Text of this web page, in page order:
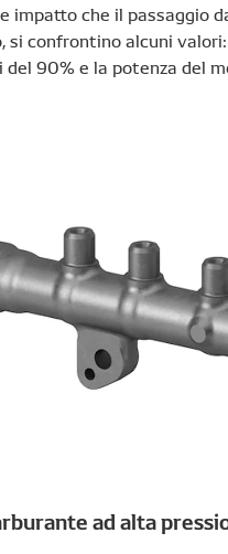
impatto che il passaggio
si confrontino alcuni
del 90% e la potenza del
ad alta